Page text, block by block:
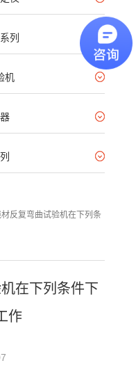
列
机
反复弯曲试验机在下列条
在下列条件下
作